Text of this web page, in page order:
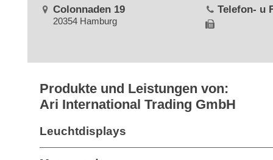
Colonnaden 19
20354 Hamburg
Telefon- u
Produkte und Leistungen von:
Ari International Trading GmbH
Leuchtdisplays